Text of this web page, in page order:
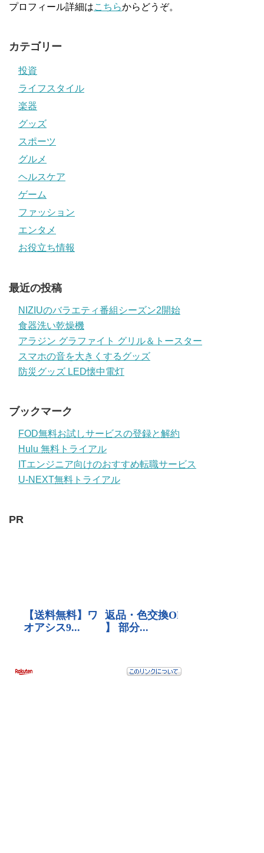
プロフィール詳細はこちらからどうぞ。
カテゴリー
投資
ライフスタイル
楽器
グッズ
スポーツ
グルメ
ヘルスケア
ゲーム
ファッション
エンタメ
お役立ち情報
最近の投稿
NIZIUのバラエティ番組シーズン2開始
食器洗い乾燥機
アラジン グラファイト グリル＆トースター
スマホの音を大きくするグッズ
防災グッズ LED懐中電灯
ブックマーク
FOD無料お試しサービスの登録と解約
Hulu 無料トライアル
ITエンジニア向けのおすすめ転職サービス
U-NEXT無料トライアル
PR